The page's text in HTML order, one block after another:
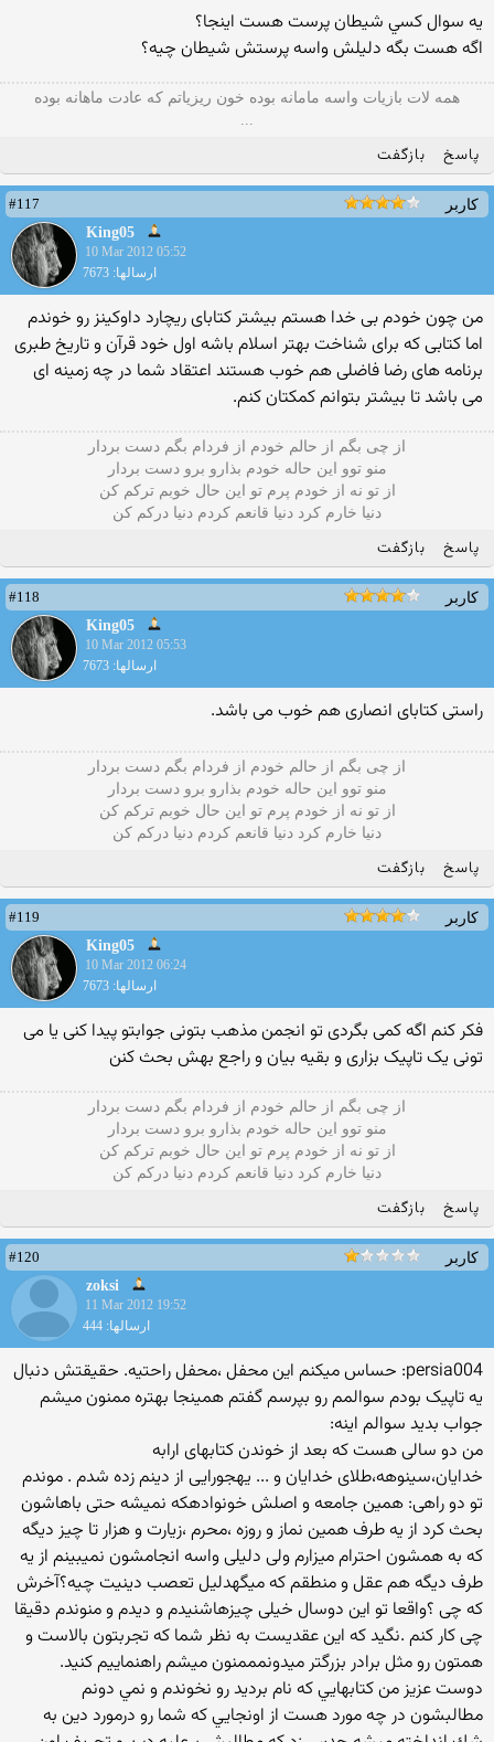
يه سوال كسي شيطان پرست هست اينجا؟
اگه هست بگه دليلش واسه پرستش شيطان چيه؟
همه لات بازیات واسه مامانه بوده خون ریزیاتم که عادت ماهانه بوده
...
پاسخ بازگفت
کاربر
#117
King05
10 Mar 2012 05:52
ارسالها: 7673
من چون خودم بی خدا هستم بیشتر کتابای ریچارد داوکینز رو خوندم
اما کتابی که برای شناخت بهتر اسلام باشه اول خود قرآن و تاریخ طبری
برنامه های رضا فاضلی هم خوب هستند اعتقاد شما در چه زمینه ای
می باشد تا بیشتر بتوانم کمکتان کنم.
از چی بگم از حالم خودم از فردام بگم دست بردار
منو توو این حاله خودم بذارو برو دست بردار
از تو نه از خودم پرم تو این حال خوبم ترکم کن
دنیا خارم کرد دنیا قانعم کردم دنیا درکم کن
پاسخ بازگفت
کاربر
#118
King05
10 Mar 2012 05:53
ارسالها: 7673
راستی کتابای انصاری هم خوب می باشد.
از چی بگم از حالم خودم از فردام بگم دست بردار
منو توو این حاله خودم بذارو برو دست بردار
از تو نه از خودم پرم تو این حال خوبم ترکم کن
دنیا خارم کرد دنیا قانعم کردم دنیا درکم کن
پاسخ بازگفت
کاربر
#119
King05
10 Mar 2012 06:24
ارسالها: 7673
فکر کنم اگه کمی بگردی تو انجمن مذهب بتونی جوابتو پیدا کنی یا می
تونی یک تاپیک بزاری و بقیه بیان و راجع بهش بحث کنن
از چی بگم از حالم خودم از فردام بگم دست بردار
منو توو این حاله خودم بذارو برو دست بردار
از تو نه از خودم پرم تو این حال خوبم ترکم کن
دنیا خارم کرد دنیا قانعم کردم دنیا درکم کن
پاسخ بازگفت
کاربر
#120
zoksi
11 Mar 2012 19:52
ارسالها: 444
persia004: حساس میکنم این محفل ،محفل راحتیه. حقیقتش دنبال
یه تاپیک بودم سوالمم رو بپرسم گفتم همینجا بهتره ممنون میشم
جواب بدید سوالم اینه:
من دو سالی هست که بعد از خوندن کتابهای ارابه
خدایان،سینوهه،طلای خدایان و ... یهجورایی از دینم زده شدم . موندم
تو دو راهی: همین جامعه و اصلش خونوادهکه نمیشه حتی باهاشون
بحث کرد از یه طرف همین نماز و روزه ،محرم ،زیارت و هزار تا چیز دیگه
که به همشون احترام میزارم ولی دلیلی واسه انجامشون نمیبینم از یه
طرف دیگه هم عقل و منطقم که میگهدلیل تعصب دینیت چیه؟آخرش
که چی ؟واقعا تو این دوسال خیلی چیزهاشنیدم و دیدم و منوندم دقیقا
چی کار کنم .نگید که این عقدیست به نظر شما که تجربتون بالاست و
همتون رو مثل برادر بزرگتر میدونمممنون میشم راهنماییم کنید.
دوست عزيز من كتابهايي كه نام برديد رو نخوندم و نمي دونم
مطالبشون در چه مورد هست از اونجايي كه شما رو درمورد دين به